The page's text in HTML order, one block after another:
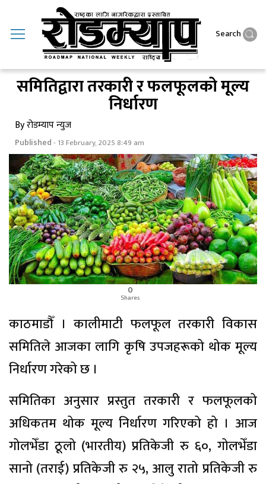
Search
समितिद्वारा तरकारी र फलफूलको मूल्य
निर्धारण
By रोडम्याप न्युज
Published- 13 February, 2025 8:49 am
0
Shares
काठमाडौँ । कालीमाटी फलफूल तरकारी विकास
समितिले आजका लागि कृषि उपजहरूको थोक मूल्य
निर्धारण गरेको छ ।
समितिका अनुसार प्रस्तुत तरकारी र फलफूलको
अधिकतम थोक मूल्य निर्धारण गरिएको हो । आज
गोलभेँडा ठूलो (भारतीय) प्रतिकेजी रु ६०, गोलभेँडा
सानो (तराई) प्रतिकेजी रु २५, आलु रातो प्रतिकेजी रु